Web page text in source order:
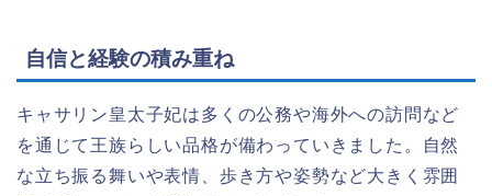
自信と経験の積み重ね
キャサリン皇太子妃は多くの公務や海外への訪問など
を通じて王族らしい品格が備わっていきました。自然
な立ち振る舞いや表情、歩き方や姿勢など大きく雰囲